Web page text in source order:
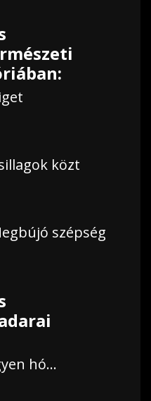
közt
szépség
hó…